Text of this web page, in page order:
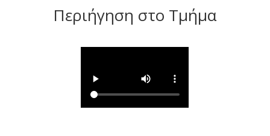
Περιήγηση στο Τμήμα